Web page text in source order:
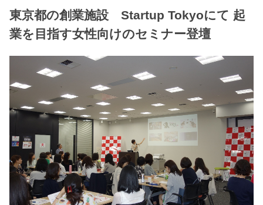
東京都の創業施設 Startup Tokyoにて 起
業を目指す女性向けのセミナー登壇